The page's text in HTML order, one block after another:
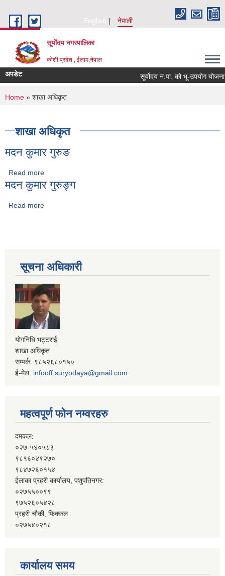
English
नेपाली
सूर्याेदय नगरपालिका
कोशी प्रदेश , ईलाम,नेपाल
अपडेट सूर्योदय न.पा. को भू-उपयोग योजना
You are here
Home » शाखा अधिकृत
शाखा अधिकृत
मदन कुमार गुरुङ
Read more
मदन कुमार गुरुङ्ग
Read more
सूचना अधिकारी
योगनिधि भट्टराई
शाखा अधिकृत
सम्पर्क: ९८५२६८०१५०
ई-मेल: infooff.suryodaya@gmail.com
महत्वपूर्ण फोन नम्वरहरु
दमकल:
०२७-५४०५८३
९८१६०४९२७०
९८४७२६०१५४
ईलाका प्रहरी कार्यालय, पशुपतिनगर:
०२७५५००९९
९७५२६०५४२८
प्रहरी चौकी, फिक्कल :
०२७५४०२१८
कार्यालय समय